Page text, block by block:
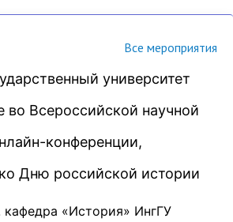
Все мероприятия
университет
во Всероссийской научной
конференции,
Дню российской истории
кафедра «История» ИнгГУ